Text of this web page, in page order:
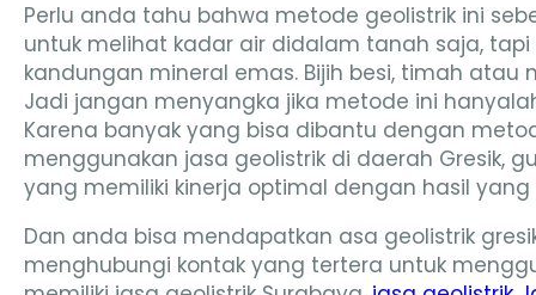
Perlu anda tahu bahwa metode geolistrik ini
untuk melihat kadar air didalam tanah saja,
kandungan mineral emas. Bijih besi, timah
Jadi jangan menyangka jika metode ini
Karena banyak yang bisa dibantu dengan
menggunakan jasa geolistrik di daerah Gresik,
yang memiliki kinerja optimal dengan hasil
Dan anda bisa mendapatkan asa geolistrik
menghubungi kontak yang tertera untuk